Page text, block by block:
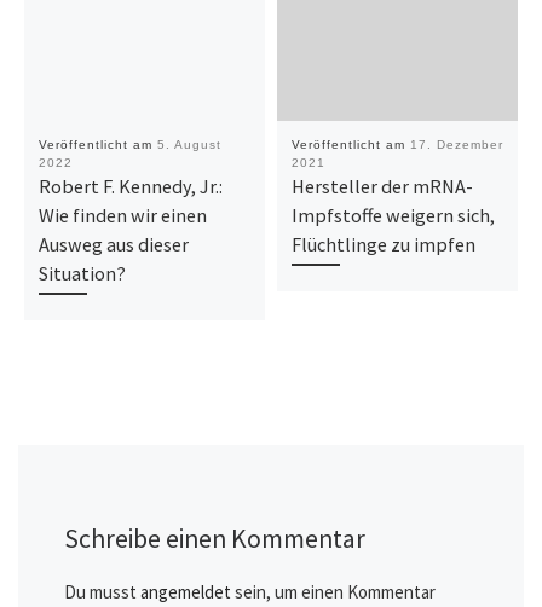
Veröffentlicht am 5. August
2022
Robert F. Kennedy, Jr.:
Wie finden wir einen
Ausweg aus dieser
Situation?
Veröffentlicht am 17. Dezember
2021
Hersteller der mRNA-
Impfstoffe weigern sich,
Flüchtlinge zu impfen
Schreibe einen Kommentar
Du musst angemeldet sein, um einen Kommentar